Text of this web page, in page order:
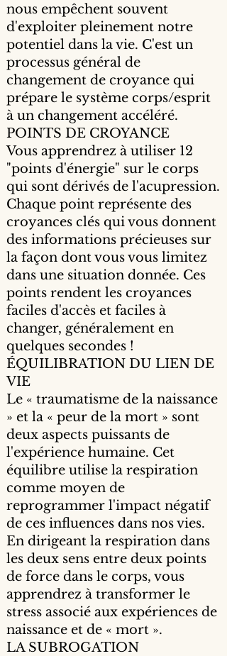
nous empêchent souvent
d'exploiter pleinement notre
potentiel dans la vie. C'est un
processus général de
changement de croyance qui
prépare le système corps/esprit
à un changement accéléré.
POINTS DE CROYANCE
Vous apprendrez à utiliser 12
"points d'énergie" sur le corps
qui sont dérivés de l'acupression.
Chaque point représente des
croyances clés qui vous donnent
des informations précieuses sur
la façon dont vous vous limitez
dans une situation donnée. Ces
points rendent les croyances
faciles d'accès et faciles à
changer, généralement en
quelques secondes !
ÉQUILIBRATION DU LIEN DE
VIE
Le « traumatisme de la naissance
» et la « peur de la mort » sont
deux aspects puissants de
l'expérience humaine. Cet
équilibre utilise la respiration
comme moyen de
reprogrammer l'impact négatif
de ces influences dans nos vies.
En dirigeant la respiration dans
les deux sens entre deux points
de force dans le corps, vous
apprendrez à transformer le
stress associé aux expériences de
naissance et de « mort ».
LA SUBROGATION